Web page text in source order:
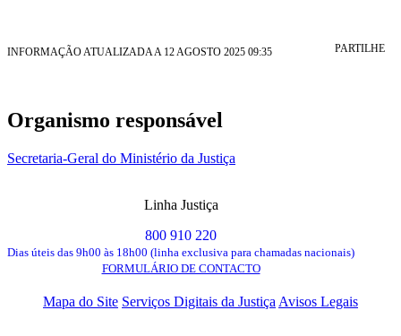
INFORMAÇÃO ATUALIZADA A 12 AGOSTO 2025 09:35 PARTILHE
Organismo responsável
Secretaria-Geral do Ministério da Justiça
Linha Justiça
800 910 220
Dias úteis das 9h00 às 18h00 (linha exclusiva para chamadas nacionais)
FORMULÁRIO DE CONTACTO
Mapa do Site Serviços Digitais da Justiça Avisos Legais